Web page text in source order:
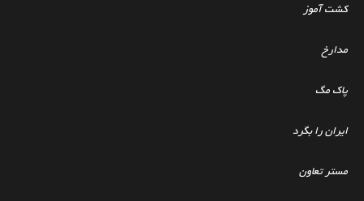
کشت آموز
مدارخ
پاک مگ
ایران را بگرد
مستر تعاون